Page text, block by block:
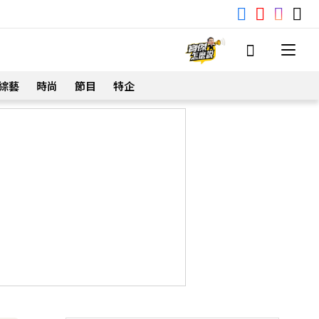
藝 時尚 節目 特企